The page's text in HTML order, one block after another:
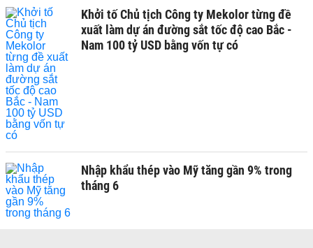
Khởi tố Chủ tịch Công ty Mekolor từng đề
xuất làm dự án đường sắt tốc độ cao Bắc -
Nam 100 tỷ USD bằng vốn tự có
Nhập khẩu thép vào Mỹ tăng gần 9% trong
tháng 6